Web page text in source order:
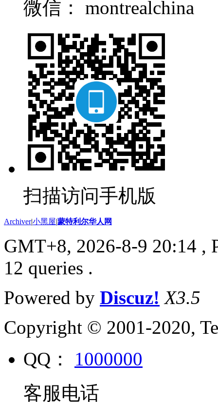
微信： montrealchina
扫描访问手机版
Archiver|小黑屋|蒙特利尔华人网
GMT+8, 2026-8-9 20:14 ,
12 queries .
Powered by Discuz! X3.5
Copyright © 2001-2020,
QQ： 1000000
客服电话